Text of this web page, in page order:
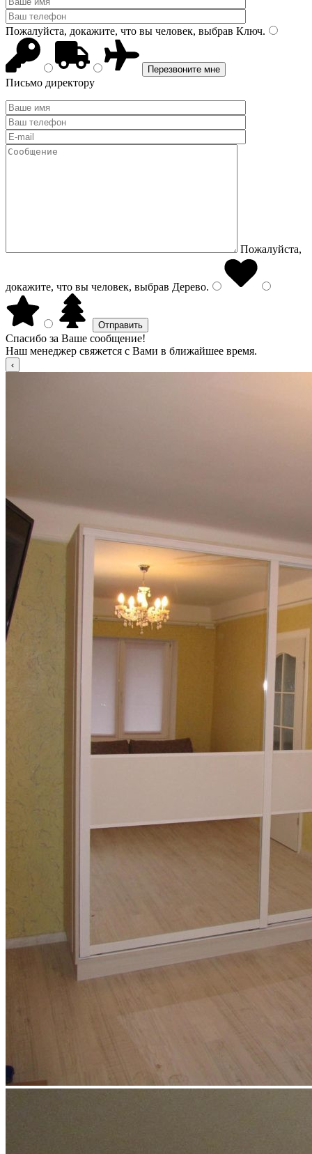
Пожалуйста, докажите, что вы человек, выбрав Ключ.
Письмо директору
Пожалуйста,
докажите, что вы человек, выбрав Дерево.
Спасибо за Ваше сообщение!
Наш менеджер свяжется с Вами в ближайшее время.